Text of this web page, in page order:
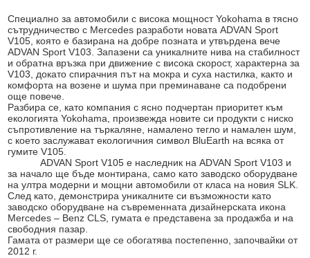
Специално за автомобили с висока мощност Yokohama в тясно
сътрудничество с Mercedes разработи новата ADVAN Sport
V105, която е базирана на добре позната и утвърдена вече
ADVAN Sport V103. Запазени са уникалните нива на стабилност
и обратна връзка при движение с висока скорост, характерна за
V103, докато спирачния път на мокра и суха настилка, както и
комфорта на возене и шума при преминаване са подобрени
още повече.
Разбира се, като компания с ясно подчертан приоритет към
екологията Yokohama, произвежда новите си продукти с ниско
съпротивление на търкаляне, намалено тегло и намален шум,
с което заслужават екологичния символ BluEarth на всяка от
гумите V105.
ADVAN Sport V105 е наследник на ADVAN Sport V103 и
за начало ще бъде монтирана, само като заводско оборудване
на ултра модерни и мощни автомобили от класа на новия SLK.
След като, демонстрира уникалните си възможности като
заводско оборудване на съвременната дизайнерската икона
Mercedes – Benz CLS, гумата e представена за продажба и на
свободния пазар.
Гамата от размери ще се обогатява постепенно, започвайки от
2012 г.